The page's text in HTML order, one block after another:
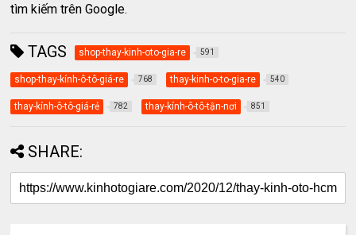
tìm kiếm trên Google.
TAGS shop-thay-kinh-oto-gia-re 591
shop-thay-kính-ô-tô-giá-re 768 thay-kinh-o-to-gia-re 540
thay-kính-ô-tô-giá-rẻ 782 thay-kính-ô-tô-tận-nơi 851
SHARE: